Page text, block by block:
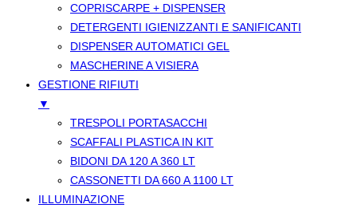
COPRISCARPE + DISPENSER
DETERGENTI IGIENIZZANTI E SANIFICANTI
DISPENSER AUTOMATICI GEL
MASCHERINE A VISIERA
GESTIONE RIFIUTI
▼
TRESPOLI PORTASACCHI
SCAFFALI PLASTICA IN KIT
BIDONI DA 120 A 360 LT
CASSONETTI DA 660 A 1100 LT
ILLUMINAZIONE